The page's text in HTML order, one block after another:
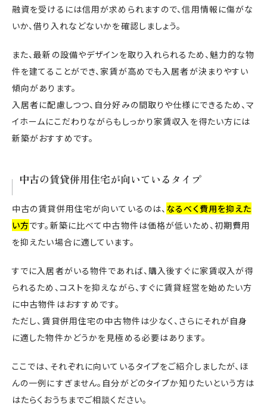
融資を受けるには信用が求められますので、信用情報に傷がな
いか、借り入れなどないかを確認しましょう。
また、最新の設備やデザインを取り入れられるため、魅力的な物
件を建てることができ、家賃が高めでも入居者が決まりやすい
傾向があります。
入居者に配慮しつつ、自分好みの間取りや仕様にできるため、マ
イホームにこだわりながらもしっかり家賃収入を得たい方には
新築がおすすめです。
中古の賃貸併用住宅が向いているタイプ
中古の賃貸併用住宅が向いているのは、 なるべく費用を抑えた
い方です。新築に比べて中古物件は価格が低いため、初期費用
を抑えたい場合に適しています。
すでに入居者がいる物件であれば、購入後すぐに家賃収入が得
られるため、コストを抑えながら、すぐに賃貸経営を始めたい方
に中古物件はおすすめです。
ただし、賃貸併用住宅の中古物件は少なく、さらにそれが自身
に適した物件かどうかを見極める必要はあります。
ここでは、それぞれに向いているタイプをご紹介しましたが、ほ
んの一例にすぎません。自分がどのタイプか知りたいという方は
はたらくおうちまでご相談ください。